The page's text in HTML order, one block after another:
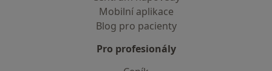
Mobilní aplikace
Blog pro pacienty
Pro profesionály